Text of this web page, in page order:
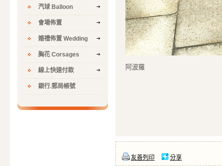
汽球 Balloon
會場佈置
婚禮佈置 Wedding
胸花 Corsages
線上快速付款
銀行.郵局帳號
阿波羅
友善列印 分享